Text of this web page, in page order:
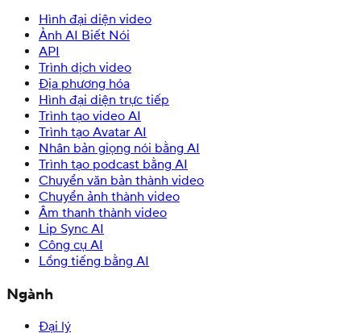
Hình đại diện video
Ảnh AI Biết Nói
API
Trình dịch video
Địa phương hóa
Hình đại diện trực tiếp
Trình tạo video AI
Trình tạo Avatar AI
Nhân bản giọng nói bằng AI
Trình tạo podcast bằng AI
Chuyển văn bản thành video
Chuyển ảnh thành video
Âm thanh thành video
Lip Sync AI
Công cụ AI
Lồng tiếng bằng AI
Ngành
Đại lý